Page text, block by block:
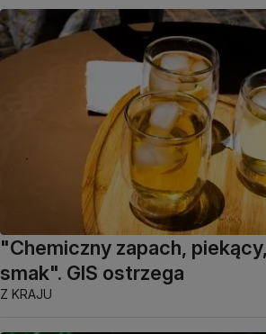
"Chemiczny zapach,
smak". GIS ostrzega
Z KRAJU